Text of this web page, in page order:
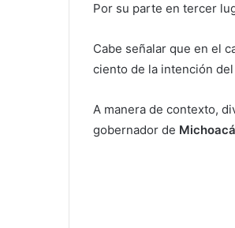
Por su parte en tercer
Cabe señalar que en el
ciento de la intención
A manera de contexto,
gobernador de